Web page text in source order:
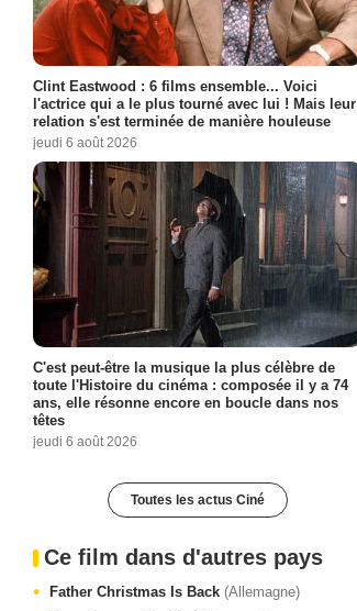
Clint Eastwood : 6 films ensemble... Voici
l'actrice qui a le plus tourné avec lui ! Mais leur
relation s'est terminée de manière houleuse
jeudi 6 août 2026
C'est peut-être la musique la plus célèbre de
toute l'Histoire du cinéma : composée il y a 74
ans, elle résonne encore en boucle dans nos
têtes
jeudi 6 août 2026
Toutes les actus Ciné
Ce film dans d'autres pays
Father Christmas Is Back (Allemagne)